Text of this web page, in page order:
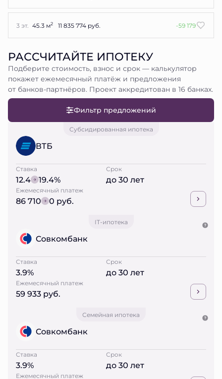
3 эт. 45.3 м2 11 835 774 руб. -59 179
РАССЧИТАЙТЕ ИПОТЕКУ
Подберите стоимость, взнос и срок — калькулятор
покажет ежемесячный платёж и предложения
от банков-партнёров. Проект аккредитован в 16 банках.
Фильтр предложений
Субсидированная ипотека
ВТБ
Ставка
12.4 19.4%
Срок
до 30 лет
Ежемесячный платеж
86 710 0 руб.
IT-ипотека
Совкомбанк
Ставка
3.9%
Срок
до 30 лет
Ежемесячный платеж
59 933 руб.
Семейная ипотека
Совкомбанк
Ставка
3.9%
Срок
до 30 лет
Ежемесячный платеж